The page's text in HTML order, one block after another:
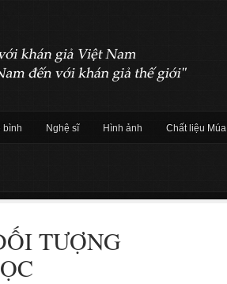
bình Nghệ sĩ Hình ảnh Chất liệu Múa
TƯỢNG